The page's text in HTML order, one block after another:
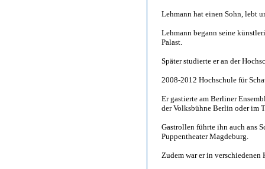
Lehmann hat einen Sohn, lebt
Lehmann begann seine
Palast.
Später studierte er an der
2008-2012 Hochschule für
Er gastierte am Berliner
der Volksbühne Berlin oder im
Gastrollen führte ihn auch ans
Puppentheater Magdeburg.
Zudem war er in verschiedenen